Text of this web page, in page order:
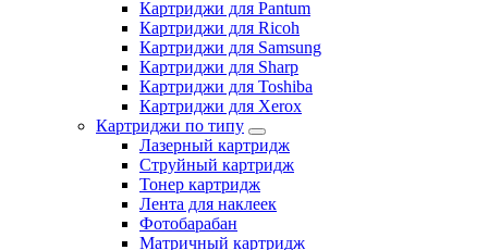
Картриджи для Pantum
Картриджи для Ricoh
Картриджи для Samsung
Картриджи для Sharp
Картриджи для Toshiba
Картриджи для Xerox
Картриджи по типу
Лазерный картридж
Струйный картридж
Тонер картридж
Лента для наклеек
Фотобарабан
Матричный картридж